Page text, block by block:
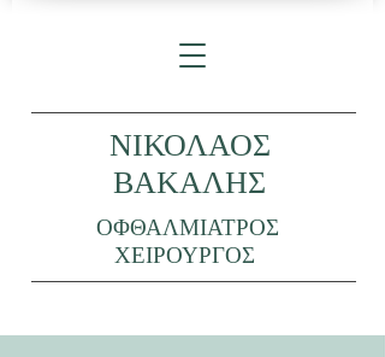
ΝΙΚΟΛΑΟΣ
ΒΑΚΑΛΗΣ
ΟΦΘΑΛΜΙΑΤΡΟΣ
ΧΕΙΡΟΥΡΓΟΣ